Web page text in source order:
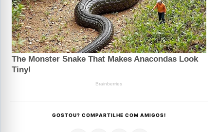
GOSTOU? COMPARTILHE COM AMIGOS!